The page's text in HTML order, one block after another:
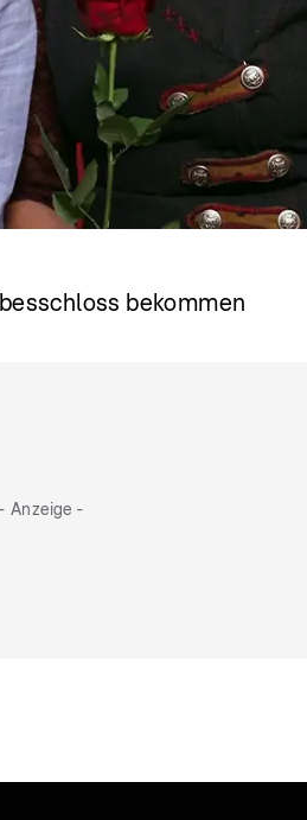
bekommen
- Anzeige -